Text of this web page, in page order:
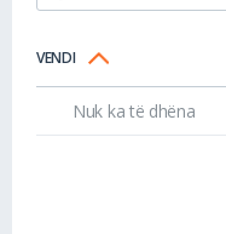
VENDI
Nuk ka të dhëna